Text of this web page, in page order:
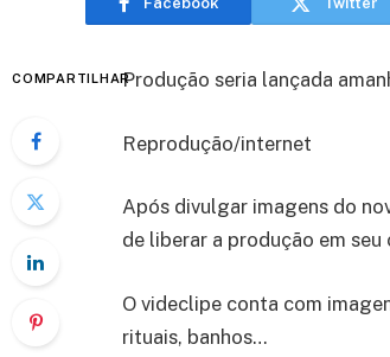
COMPARTILHARProdução seria lançada
Reprodução/internet
Após divulgar imagens do
de liberar a produção em seu
O videclipe conta com
rituais, banhos…